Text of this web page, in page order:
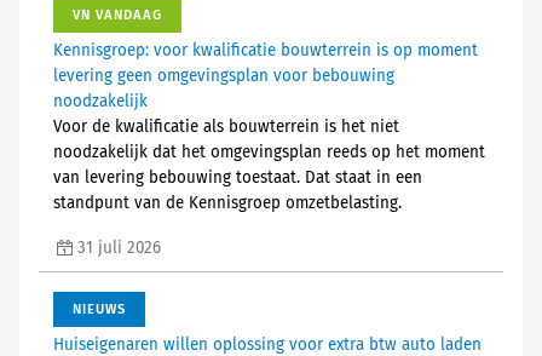
VN VANDAAG
Kennisgroep: voor kwalificatie bouwterrein is op moment
levering geen omgevingsplan voor bebouwing
noodzakelijk
Voor de kwalificatie als bouwterrein is het niet
noodzakelijk dat het omgevingsplan reeds op het moment
van levering bebouwing toestaat. Dat staat in een
standpunt van de Kennisgroep omzetbelasting.
31 juli 2026
NIEUWS
Huiseigenaren willen oplossing voor extra btw auto laden